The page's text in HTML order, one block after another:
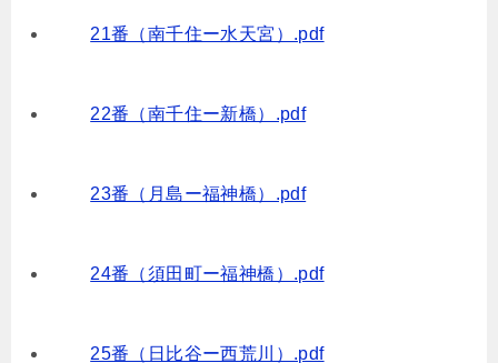
21番（南千住ー水天宮）.pdf
22番（南千住ー新橋）.pdf
23番（月島ー福神橋）.pdf
24番（須田町ー福神橋）.pdf
25番（日比谷ー西荒川）.pdf